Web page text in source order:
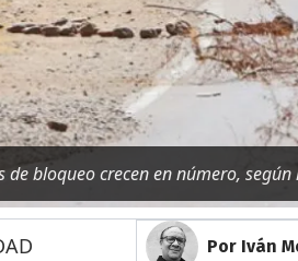
de bloqueo crecen en número, según
Por Iván